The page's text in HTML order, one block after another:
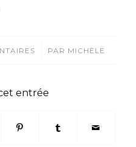
/ PAR MICHÈLE
entrée